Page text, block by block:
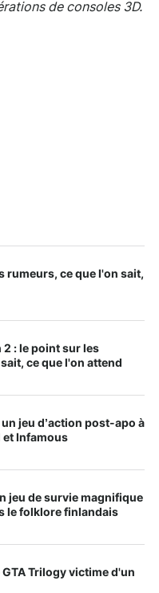
de consoles 3D.
rumeurs, ce que l'on sait,
2 : le point sur les
ce que l'on attend
jeu d’action post-apo à
et Infamous
jeu de survie magnifique
le folklore finlandais
Trilogy victime d'un